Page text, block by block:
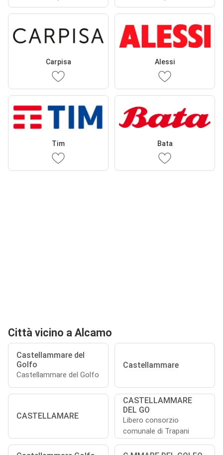
Carpisa Alessi
Tim Bata
Città vicino a Alcamo
Castellammare del
Golfo
Castellammare del Golfo
Castellammare
CASTELLAMARE
CASTELLAMMARE
DEL GO
Libero consorzio
comunale di Trapani